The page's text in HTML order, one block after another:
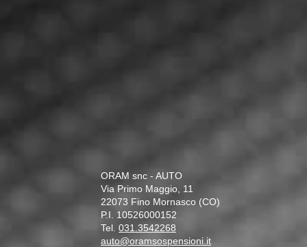
ORAM snc - AUTO
Via Primo Maggio, 11
22073 Fino Mornasco (CO)
P.I. 10526000152
Tel. 031.3542268
auto@oramsospensioni.it